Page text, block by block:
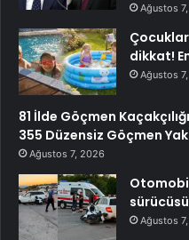
Ağustos
dikkat!
Ağustos
81 İlde Göçmen
355 Düzensiz Göçmen
Ağustos 7, 2026
Ağustos